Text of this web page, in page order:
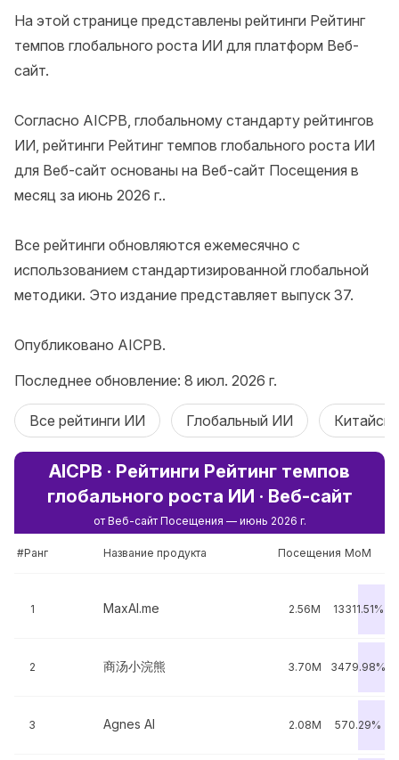
На этой странице представлены рейтинги Рейтинг
темпов глобального роста ИИ для платформ Веб-
сайт.
Согласно AICPB, глобальному стандарту рейтингов
ИИ, рейтинги Рейтинг темпов глобального роста ИИ
для Веб-сайт основаны на Веб-сайт Посещения в
месяц за июнь 2026 г..
Все рейтинги обновляются ежемесячно с
использованием стандартизированной глобальной
методики. Это издание представляет выпуск 37.
Опубликовано AICPB.
Последнее обновление: 8 июл. 2026 г.
Все рейтинги ИИ Глобальный ИИ
AICPB · Рейтинги Рейтинг темпов
глобального роста ИИ · Веб-сайт
от Веб-сайт Посещения — июнь 2026 г.
#Ранг Название продукта Посещения MoM
1 MaxAI.me 2.56M 13311.51%
2 商汤小浣熊 3.70M 3479.98%
3 Agnes AI 2.08M 570.29%